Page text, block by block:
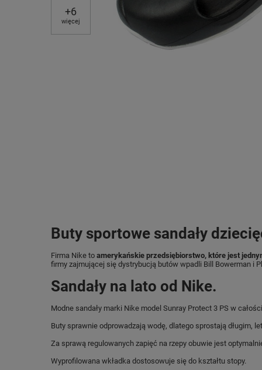
+6
więcej
Buty sportowe sandały
Firma Nike to amerykańskie przedsiębiorstwo, które jest
firmy zajmującej się dystrybucją butów wpadli Bill Bowerman i
Sandały na lato od Nike.
Modne sandały marki Nike model Sunray Protect 3 PS w
Buty sprawnie odprowadzają wodę, dlatego sprostają długim,
Za sprawą regulowanych zapięć na rzepy obuwie jest
Wyprofilowana wkładka dostosowuje się do kształtu stopy.